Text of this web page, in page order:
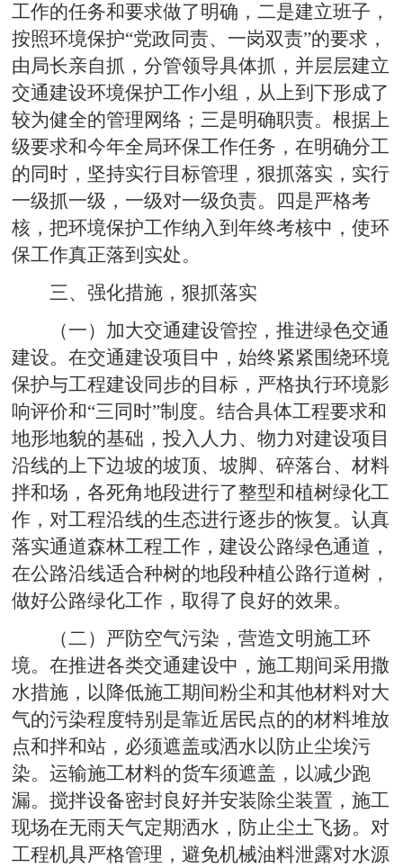
工作的任务和要求做了明确，二是建立班子，
按照环境保护“党政同责、一岗双责”的要求，
由局长亲自抓，分管领导具体抓，并层层建立
交通建设环境保护工作小组，从上到下形成了
较为健全的管理网络；三是明确职责。根据上
级要求和今年全局环保工作任务，在明确分工
的同时，坚持实行目标管理，狠抓落实，实行
一级抓一级，一级对一级负责。四是严格考
核，把环境保护工作纳入到年终考核中，使环
保工作真正落到实处。
三、强化措施，狠抓落实
（一）加大交通建设管控，推进绿色交通
建设。在交通建设项目中，始终紧紧围绕环境
保护与工程建设同步的目标，严格执行环境影
响评价和“三同时”制度。结合具体工程要求和
地形地貌的基础，投入人力、物力对建设项目
沿线的上下边坡的坡顶、坡脚、碎落台、材料
拌和场，各死角地段进行了整型和植树绿化工
作，对工程沿线的生态进行逐步的恢复。认真
落实通道森林工程工作，建设公路绿色通道，
在公路沿线适合种树的地段种植公路行道树，
做好公路绿化工作，取得了良好的效果。
（二）严防空气污染，营造文明施工环
境。在推进各类交通建设中，施工期间采用撒
水措施，以降低施工期间粉尘和其他材料对大
气的污染程度特别是靠近居民点的的材料堆放
点和拌和站，必须遮盖或洒水以防止尘埃污
染。运输施工材料的货车须遮盖，以减少跑
漏。搅拌设备密封良好并安装除尘装置，施工
现场在无雨天气定期洒水，防止尘土飞扬。对
工程机具严格管理，避免机械油料泄露对水源